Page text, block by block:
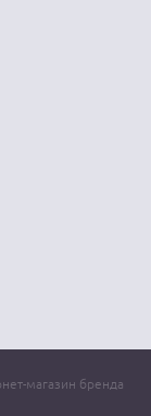
магазин бренда